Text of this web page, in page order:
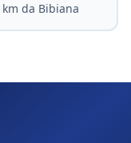
km da Bibiana